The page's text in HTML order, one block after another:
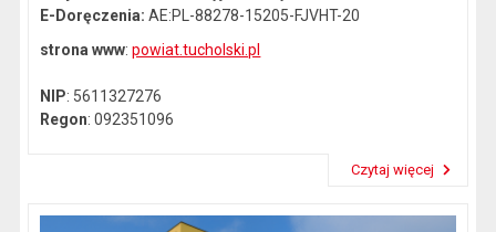
E-Doręczenia:AE:PL-88278-15205-FJVHT-20
strona www:powiat.tucholski.pl
NIP: 5611327276
Regon: 092351096
Czytaj więcej